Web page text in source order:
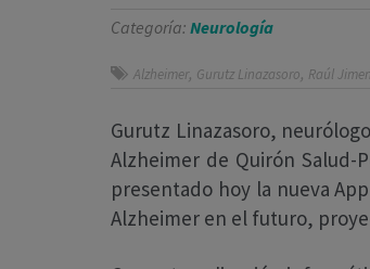
Categoría: Neurología
Alzheimer, Gurutz Linazasoro, Raúl
Gurutz Linazasoro,
Alzheimer de Quirón Salud-
presentado hoy la nueva
Alzheimer en el futuro,